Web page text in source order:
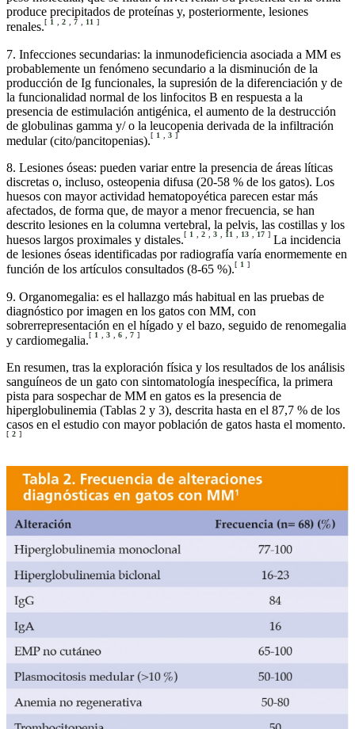
produce precipitados de proteínas y, posteriormente, lesiones
renales.[ 1 2 7 11 ]
7. Infecciones secundarias: la inmunodeficiencia asociada a MM es
probablemente un fenómeno secundario a la disminución de la
producción de Ig funcionales, la supresión de la diferenciación y de
la funcionalidad normal de los linfocitos B en respuesta a la
presencia de estimulación antigénica, el aumento de la destrucción
de globulinas gamma y/ o la leucopenia derivada de la infiltración
medular (cito/pancitopenias).[ 1 3 ]
8. Lesiones óseas: pueden variar entre la presencia de áreas líticas
discretas o, incluso, osteopenia difusa (20-58 % de los gatos). Los
huesos con mayor actividad hematopoyética parecen estar más
afectados, de forma que, de mayor a menor frecuencia, se han
descrito lesiones en la columna vertebral, la pelvis, las costillas y los
huesos largos proximales y distales.[ 1 , 2 , 3 , 11 , 13 , 17 ] La incidencia
de lesiones óseas identificadas por radiografía varía enormemente en
función de los artículos consultados (8-65 %).[ 1 ]
9. Organomegalia: es el hallazgo más habitual en las pruebas de
diagnóstico por imagen en los gatos con MM, con
sobrerrepresentación en el hígado y el bazo, seguido de renomegalia
y cardiomegalia.[ 1 3 6 7 ]
En resumen, tras la exploración física y los resultados de los análisis
sanguíneos de un gato con sintomatología inespecífica, la primera
pista para sospechar de MM en gatos es la presencia de
hiperglobulinemia (Tablas 2 y 3), descrita hasta en el 87,7 % de los
casos en el estudio con mayor población de gatos hasta el momento.
[ 2 ]